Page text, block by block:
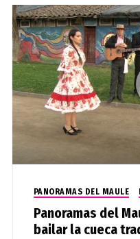
PANORAMAS DEL MAULE
Panoramas del
bailar la cueca